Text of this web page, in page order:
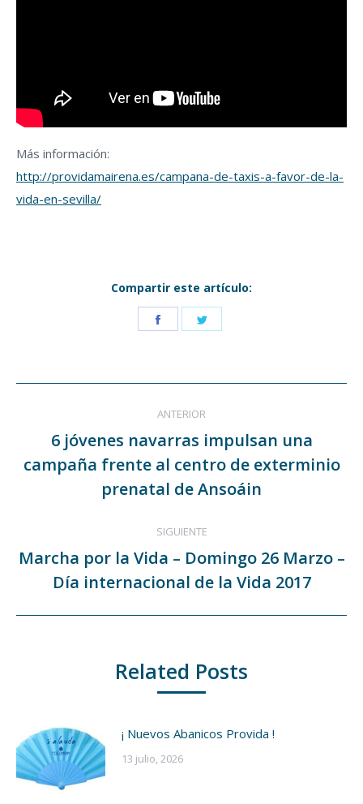
Más información:
http://providamairena.es/campana-de-taxis-a-favor-de-la-
vida-en-sevilla/
Compartir este artículo:
Share
Navegación
entre
publicaciones
ANTERIOR
Publicación
anterior:
6 jóvenes navarras impulsan una
campaña frente al centro de exterminio
prenatal de Ansoáin
SIGUIENTE
Publicación
siguiente:
Marcha por la Vida – Domingo 26 Marzo –
Día internacional de la Vida 2017
Related Posts
¡ Nuevos Abanicos Provida !
13 julio, 2026